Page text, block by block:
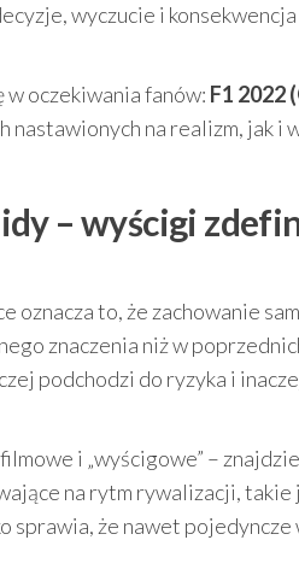
wyczucie i konsekwencja
oczekiwania fanów: F1 2022
na realizm, jak i
– wyścigi
oznacza to, że zachowanie
znaczenia niż w
podchodzi do ryzyka i
i „wyścigowe” –
na rytm rywalizacji, takie
sprawia, że nawet